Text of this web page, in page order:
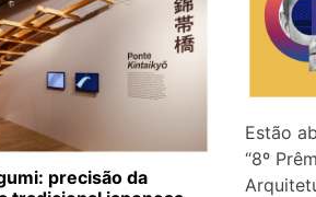
Estão
“8º
precisão da